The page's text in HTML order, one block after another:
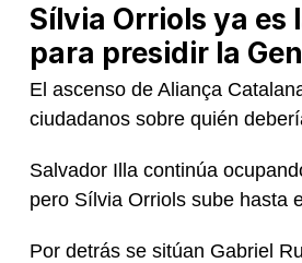
Sílvia Orriols ya
para presidir la
El ascenso de Aliança
ciudadanos sobre quién
Salvador Illa continúa
pero Sílvia Orriols sube hasta
Por detrás se sitúan Gabriel